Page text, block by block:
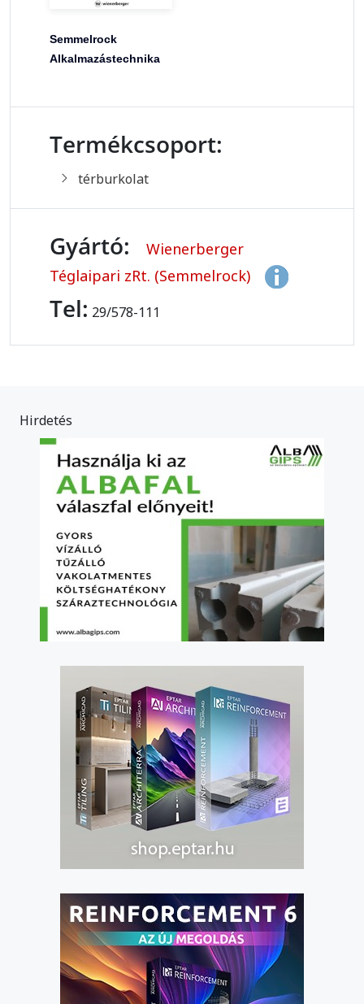
Semmelrock
Alkalmazástechnika
Termékcsoport:
térburkolat
Gyártó:
Wienerberger
Téglaipari zRt. (Semmelrock)
Tel: 29/578-111
Hirdetés